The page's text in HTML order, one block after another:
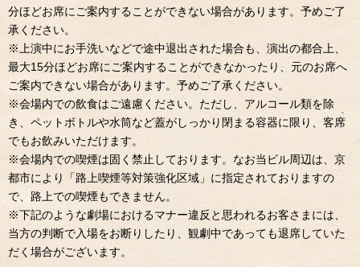
分ほどお席にご案内することができない場合があります。予めご了
承ください。
※上演中にお手洗いなどで途中退出された場合も、演出の都合上、
最大15分ほどお席にご案内することができなかったり、元のお席へ
ご案内できない場合があります。予めご了承ください。
※会場内での飲食はご遠慮ください。ただし、アルコール類を除
き、ペットボトルや水筒など蓋がしっかり閉まる容器に限り、客席
でもお飲みいただけます。
※会場内での喫煙は固く禁止しております。なお当ビル周辺は、京
都市により「路上喫煙等対策強化区域」に指定されておりますの
で、路上での喫煙もできません。
※下記のような劇場におけるマナー違反と思われるお客さまには、
当方の判断で入場をお断りしたり、観劇中であっても退席していた
だく場合がございます。